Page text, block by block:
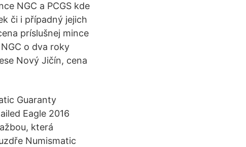
NGC a PCGS kde
či i případný jejich
príslušnej mince
o dva roky
Nový Jičín, cena
Guaranty
Eagle 2016
která
Numismatic